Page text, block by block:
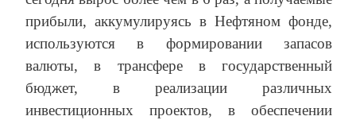
прибыли, аккумулируясь в Нефтяном фонде,
используются в формировании запасов
валюты, в трансфере в государственный
бюджет, в реализации различных
инвестиционных проектов, в обеспечении